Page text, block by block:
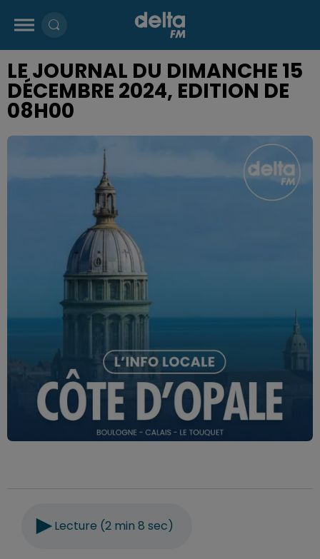
LE JOURNAL DU DIMANCHE 15
DÉCEMBRE 2024, EDITION DE
08H00
Lecture (2 min 8 sec)